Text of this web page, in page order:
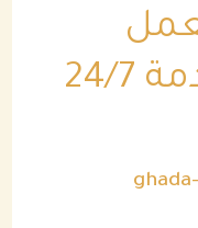
بينبع للإيجار ( خدمة 24/7
ghada-